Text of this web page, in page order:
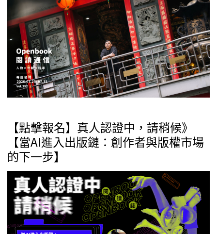
【點擊報名】真人認證中，請稍候》
【當AI進入出版鏈：創作者與版權市場
的下一步】